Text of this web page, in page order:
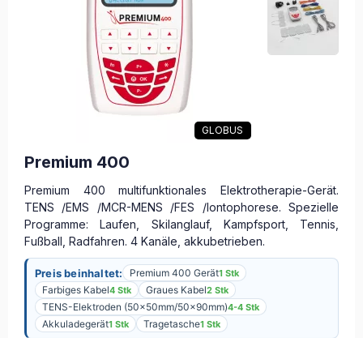
GLOBUS
Premium 400
Premium 400 multifunktionales Elektrotherapie-Gerät.
TENS /EMS /MCR-MENS /FES /Iontophorese. Spezielle
Programme: Laufen, Skilanglauf, Kampfsport, Tennis,
Fußball, Radfahren. 4 Kanäle, akkubetrieben.
Preis beinhaltet: Premium 400 Gerät1 Stk
Farbiges Kabel4 Stk Graues Kabel2 Stk
TENS-Elektroden (50x50mm/50x90mm)4-4 Stk
Akkuladegerät1 Stk Tragetasche1 Stk